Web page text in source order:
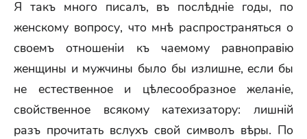
Я такъ много писалъ, въ послѣдніе годы, по
женскому вопросу, что мнѣ распространяться о
своемъ отношеніи къ чаемому равноправію
женщины и мужчины было бы излишне, если бы
не естественное и цѣлесообразное желаніе,
свойственное всякому катехизатору: лишній
разъ прочитать вслухъ свой символъ вѣры. По